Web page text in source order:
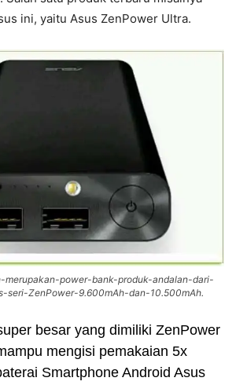
ini, yaitu Asus ZenPower Ultra.
merupakan-power-bank-produk-andalan-dari-
seri-ZenPower-9.600mAh-dan-10.500mAh.
besar yang dimiliki ZenPower
mengisi pemakaian 5x
Smartphone Android Asus